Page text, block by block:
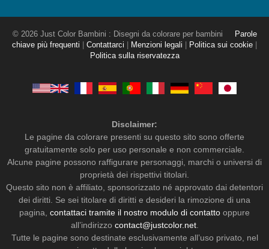
© 2026 Just Color Bambini : Disegni da colorare per bambini
Parole
chiave più frequenti
Contattarci Menzioni legali Politica sui cookie
Politica sulla riservatezza
Disclaimer:
Le pagine da colorare presenti su questo sito sono offerte
gratuitamente solo per uso personale e non commerciale.
Alcune pagine possono raffigurare personaggi, marchi o universi di
proprietà dei rispettivi titolari.
Questo sito non è affiliato, sponsorizzato né approvato dai detentori
dei diritti. Se sei titolare di diritti e desideri la rimozione di una
pagina, contattaci tramite il nostro modulo di contatto oppure
all’indirizzo contact@justcolor.net.
Tutte le pagine sono destinate esclusivamente all’uso privato, nel